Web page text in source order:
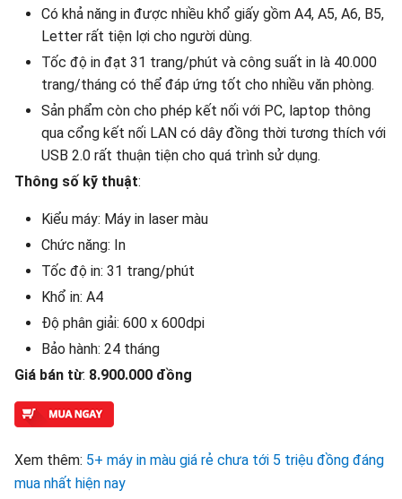
Có khả năng in được nhiều khổ giấy gồm A4, A5, A6, B5,
Letter rất tiện lợi cho người dùng.
Tốc độ in đạt 31 trang/phút và công suất in là 40.000
trang/tháng có thể đáp ứng tốt cho nhiều văn phòng.
Sản phẩm còn cho phép kết nối với PC, laptop thông
qua cổng kết nối LAN có dây đồng thời tương thích với
USB 2.0 rất thuận tiện cho quá trình sử dụng.
Thông số kỹ thuật:
Kiểu máy: Máy in laser màu
Chức năng: In
Tốc độ in: 31 trang/phút
Khổ in: A4
Độ phân giải: 600 x 600dpi
Bảo hành: 24 tháng
Giá bán từ: 8.900.000 đồng
Xem thêm: 5+ máy in màu giá rẻ chưa tới 5 triệu đồng đáng
mua nhất hiện nay